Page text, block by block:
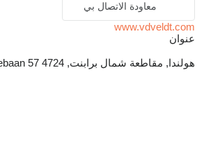
معاودة الاتصال بي
www.vdveldt.com
عنوان
هولندا, مقاطعة شمال برابنت, 4724 CJ, Wouw, Plantagebaan 57